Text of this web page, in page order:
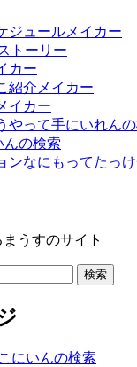
ジュールメイカー
トーリー
カー
紹介メイカー
イカー
やって手にいれん
んの検索
ンなにもってたっ
うすのサイト
にいんの検索